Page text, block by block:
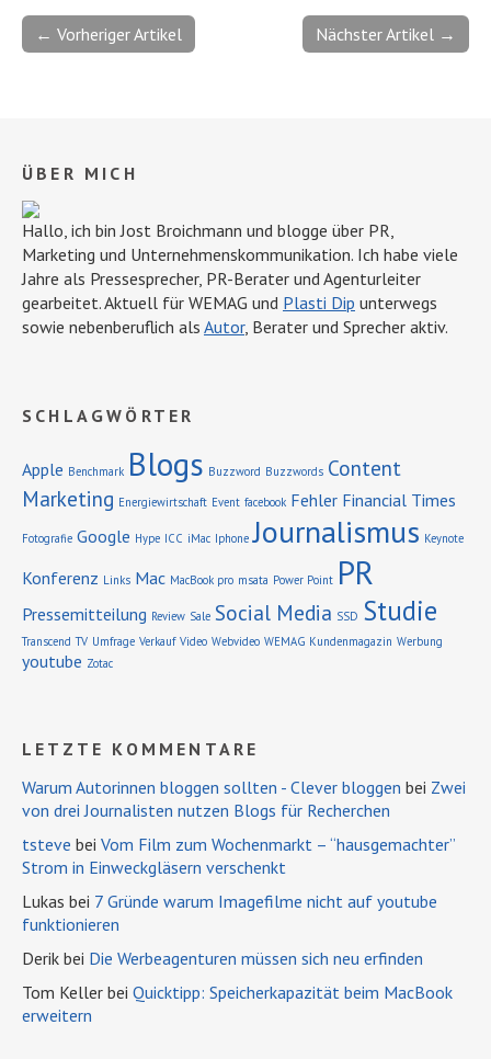
Nächster Artikel →
← Vorheriger Artikel
ÜBER MICH
Hallo, ich bin Jost Broichmann und blogge über PR,
Marketing und Unternehmens­kommunikation. Ich habe viele
Jahre als Pressesprecher, PR-Berater und Agenturleiter
gearbeitet. Aktuell für WEMAG und Plasti Dip unterwegs
sowie nebenberuflich als Autor, Berater und Sprecher aktiv.
SCHLAGWÖRTER
Apple Benchmark Blogs Buzzword Buzzwords Content
Marketing Energiewirtschaft Event facebook Fehler Financial Times
Fotografie Google Hype ICC iMac Iphone Journalismus Keynote
Konferenz Links Mac MacBook pro msata Power Point PR
Pressemitteilung Review Sale Social Media SSD Studie
Transcend TV Umfrage Verkauf Video Webvideo WEMAG Kundenmagazin Werbung
youtube Zotac
LETZTE KOMMENTARE
Warum Autorinnen bloggen sollten - Clever bloggen bei Zwei
von drei Journalisten nutzen Blogs für Recherchen
tsteve bei Vom Film zum Wochenmarkt – “hausgemachter”
Strom in Einweckgläsern verschenkt
Lukas bei 7 Gründe warum Imagefilme nicht auf youtube
funktionieren
Derik bei Die Werbeagenturen müssen sich neu erfinden
Tom Keller bei Quicktipp: Speicherkapazität beim MacBook
erweitern